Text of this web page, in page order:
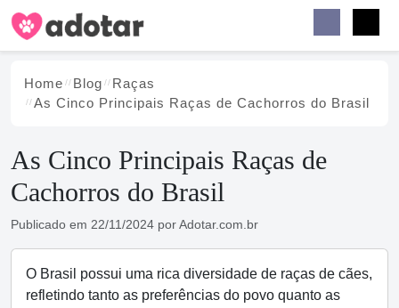
Home Blog
Raças
As Cinco Principais Raças de Cachorros do Brasil
As Cinco Principais Raças de
Cachorros do Brasil
Publicado em 22/11/2024 porAdotar.com.br
O Brasil possui uma rica diversidade de raças de cães,
refletindo tanto as preferências do povo quanto as